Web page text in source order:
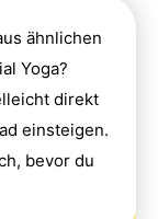
ähnlichen
Yoga?
direkt
einsteigen.
bevor du